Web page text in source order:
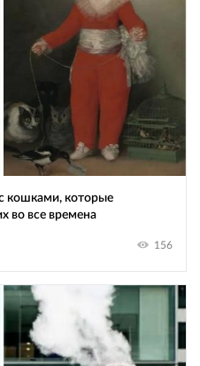
кошками, которые
во все времена
156